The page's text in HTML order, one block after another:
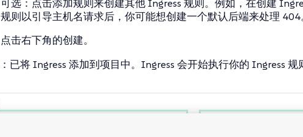
可选：点击添加规则来创建其他 Ingress 规则。例如，在创建
规则以引导主机名请求后，你可能想创建一个默认后端来处理 404
点击右下角的创建。
：已将 Ingress 添加到项目中。Ingress 会开始执行你的 Ingress 规